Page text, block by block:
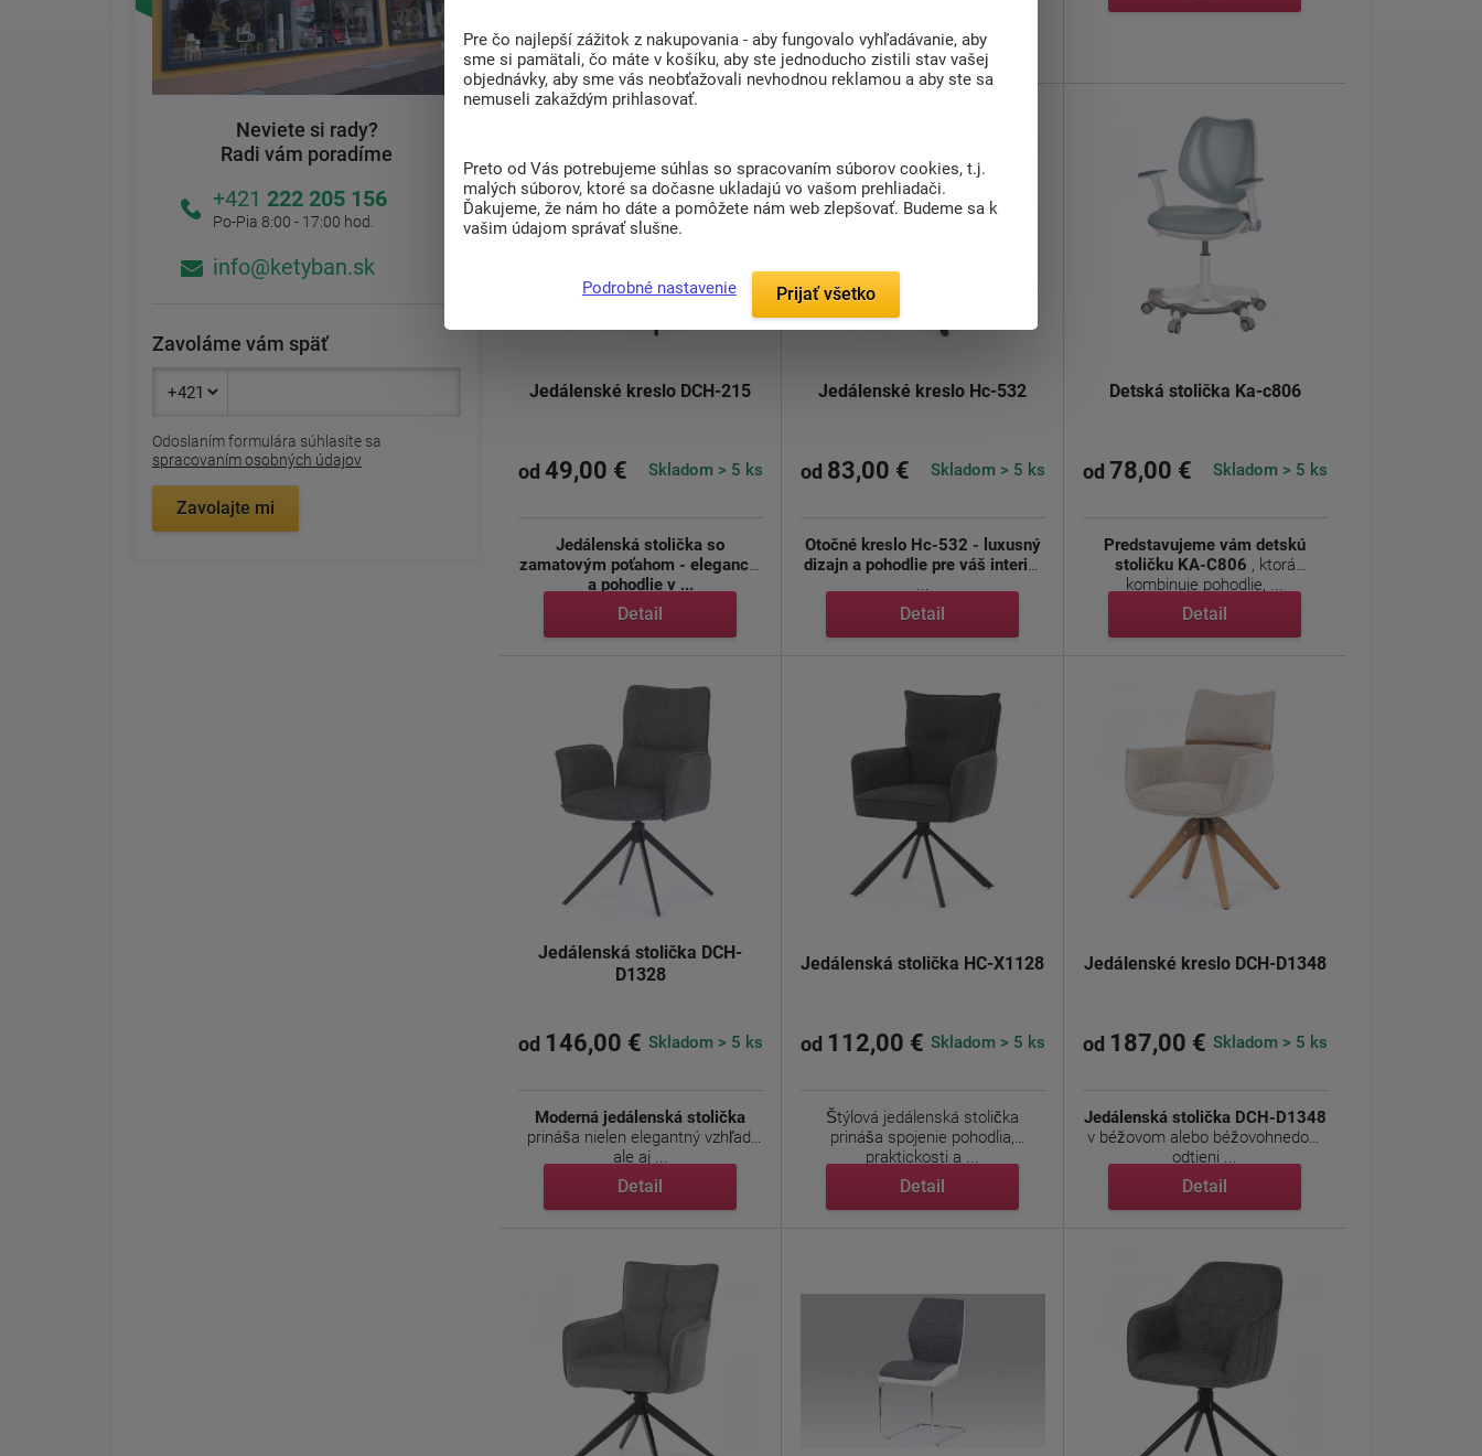
Neviete si rady?
Radi vám poradíme
+421 222 205 156
Po-Pia 8:00 - 17:00 hod.
info@ketyban.sk
Zavoláme vám späť
Odoslaním formulára súhlasíte sa
spracovaním osobných údajov
Zavolajte mi
Detail
Jedálenské kreslo DCH-215
od 49,00 € Skladom > 5 ks
Jedálenská stolička so
zamatovým poťahom - elegancia
a pohodlie v ...
Detail
Jedálenské kreslo Hc-532
od 83,00 € Skladom > 5 ks
Otočné kreslo Hc-532 - luxusný
dizajn a pohodlie pre váš interiér
...
Detail
Detská stolička Ka-c806
od 78,00 € Skladom > 5 ks
Predstavujeme vám detskú
stoličku KA-C806 , ktorá
kombinuje pohodlie, ...
Detail
Jedálenská stolička DCH-
D1328
od 146,00 € Skladom > 5 ks
Moderná jedálenská stolička
prináša nielen elegantný vzhľad,
ale aj ...
Detail
Jedálenská stolička HC-X1128
od 112,00 € Skladom > 5 ks
Štýlová jedálenská stolička
prináša spojenie pohodlia,
praktickosti a ...
Detail
Jedálenské kreslo DCH-D1348
od 187,00 € Skladom > 5 ks
Jedálenská stolička DCH-D1348
v béžovom alebo béžovohnedom
odtieni ...
Detail
Pre čo najlepší zážitok z nakupovania - aby fungovalo vyhľadávanie, aby
sme si pamätali, čo máte v košíku, aby ste jednoducho zistili stav vašej
objednávky, aby sme vás neobťažovali nevhodnou reklamou a aby ste sa
nemuseli zakaždým prihlasovať.
Preto od Vás potrebujeme súhlas so spracovaním súborov cookies, t.j.
malých súborov, ktoré sa dočasne ukladajú vo vašom prehliadači.
Ďakujeme, že nám ho dáte a pomôžete nám web zlepšovať. Budeme sa k
vašim údajom správať slušne.
Podrobné nastavenie Prijať všetko